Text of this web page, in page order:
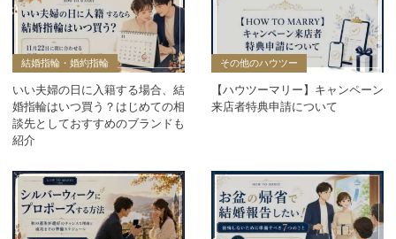
結婚指輪・婚約指輪
いい夫婦の日に入籍する場合、結
婚指輪はいつ買う？はじめての相
談先としておすすめのブランドも
紹介
その他のハウツー
【ハウツーマリー】キャンペーン
来店者特典申請について